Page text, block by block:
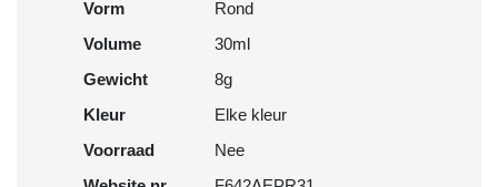
Vorm
Rond
Volume
30ml
Gewicht
8g
Kleur
Elke kleur
Voorraad
Nee